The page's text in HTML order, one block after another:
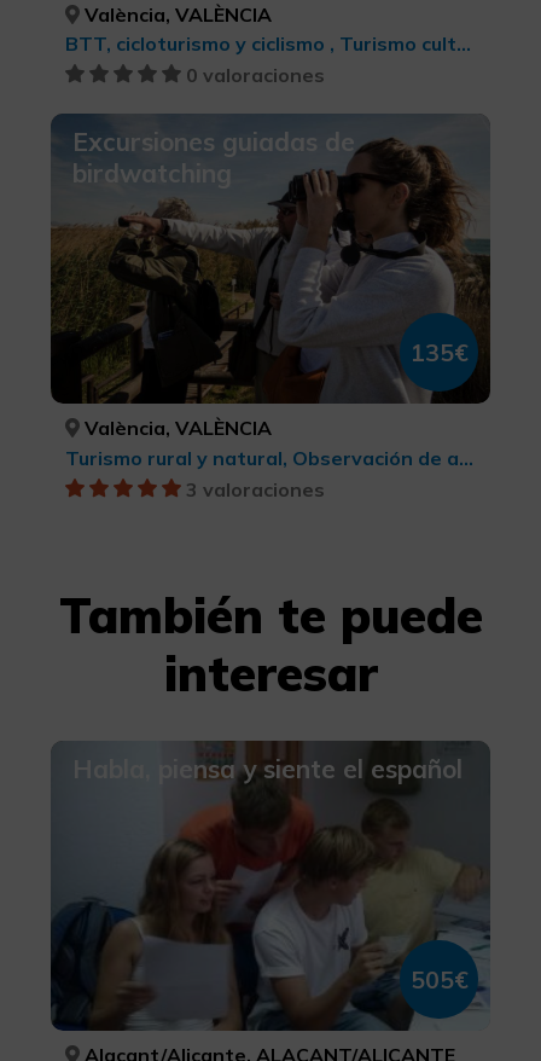
València, VALÈNCIA
BTT, cicloturismo y ciclismo , Turismo cultural, Turismo deportivo
0 valoraciones
Excursiones guiadas de
birdwatching
135€
València, VALÈNCIA
Turismo rural y natural, Observación de aves
3 valoraciones
También te puede
interesar
Habla, piensa y siente el español
505€
Alacant/Alicante, ALACANT/ALICANTE